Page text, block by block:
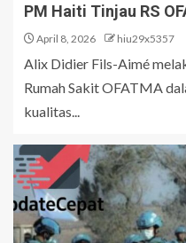
PM Haiti Tinjau RS
April 8, 2026 hiu29x5357
Alix Didier Fils-Aimé
Rumah Sakit OFATMA
kualitas...